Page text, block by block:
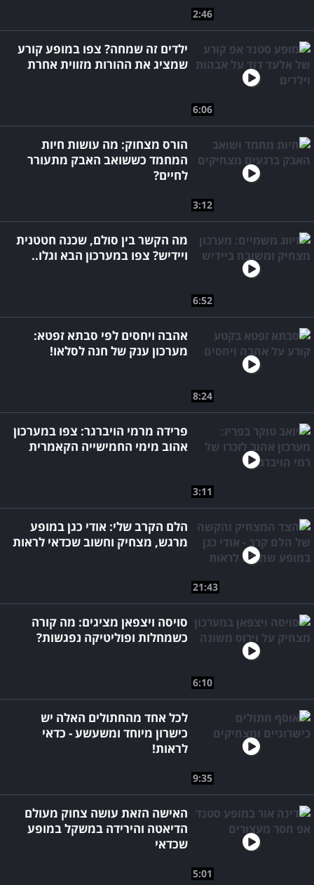
2:46
6:06
ילדים זה שמחה? צפו במופע קורע
שמציג את ההורות מזווית אחרת
3:12
הורס מצחוק: מה עושות חיות
המחמד כששואב האבק מתעורר
לחיים?
6:52
מה הקשר בין סולם, שכנה חטטנית
ויידיש? צפו במערכון הבא וגלו..
8:24
אהבה ויחסים לפי סבתא זפטא:
מערכון ענק של חנה לסלאו!
3:11
פרידה מרמי הויברגר: צפו במערכון
אהוב מימי החמישייה הקאמרית
21:43
הלם הקרב שלי: אודי כגן במופע
מרגש, מצחיק וחשוב שכדאי לראות
6:10
סויסה ויצפאן מציגים: מה קורה
כשמחלות ופוליטיקה נפגשות?
9:35
לכל אחד מהחתולים האלה יש
כישרון מיוחד ומשעשע - כדאי
לראות!
5:01
האישה הזאת עושה צחוק מעולם
הדיאטה והירידה במשקל במופע
שכדאי